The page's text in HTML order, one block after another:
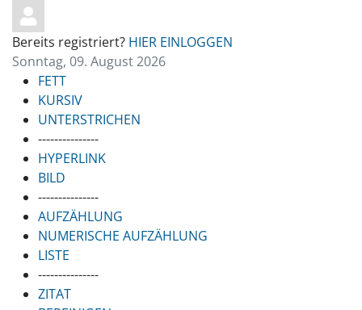
Bereits registriert? HIER EINLOGGEN
Sonntag, 09. August 2026
FETT
KURSIV
UNTERSTRICHEN
---------------
HYPERLINK
BILD
---------------
AUFZÄHLUNG
NUMERISCHE AUFZÄHLUNG
LISTE
---------------
ZITAT